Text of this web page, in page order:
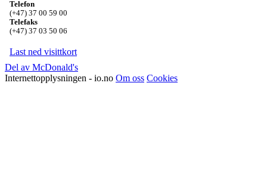
Telefon
(+47) 37 00 59 00
Telefaks
(+47) 37 03 50 06
Last ned visittkort
Del av McDonald's
Internettopplysningen - io.no Om oss Cookies